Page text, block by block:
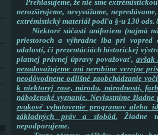
Prehlasujeme, že nie sme
nerozširujeme, nevyvážame,
extrémistický materiál podľa §-u 130
Niektoré súčasti uniforiem (najmä
priestoroch a výhradne iba pri vopred
udalostí, či prezentáciách historickej
platnej právnej úpravy považovať, avšak
nezadovažujeme ani nerobíme verejne
neodôvodnene odlišné zaobchádzanie
k niektorej rase, národu, národnosti,
náboženské vyznanie. Nevlastníme
zvukové vyhotovenie programov
základných práv a slobôd. Žiadne
nepodporujeme.